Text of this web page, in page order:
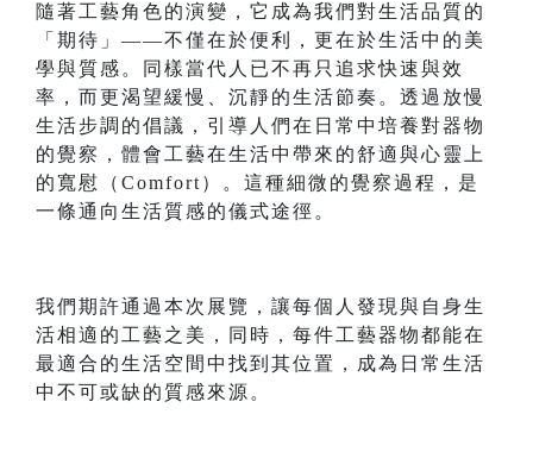
隨著工藝角色的演變，它成為我們對生活品質的
「期待」——不僅在於便利，更在於生活中的美
學與質感。同樣當代人已不再只追求快速與效
率，而更渴望緩慢、沉靜的生活節奏。透過放慢
生活步調的倡議，引導人們在日常中培養對器物
的覺察，體會工藝在生活中帶來的舒適與心靈上
的寬慰（Comfort）。這種細微的覺察過程，是
一條通向生活質感的儀式途徑。
我們期許通過本次展覽，讓每個人發現與自身生
活相適的工藝之美，同時，每件工藝器物都能在
最適合的生活空間中找到其位置，成為日常生活
中不可或缺的質感來源。